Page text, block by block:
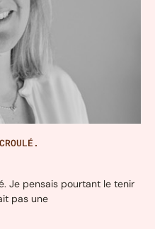
Je pensais pourtant le tenir
pas une